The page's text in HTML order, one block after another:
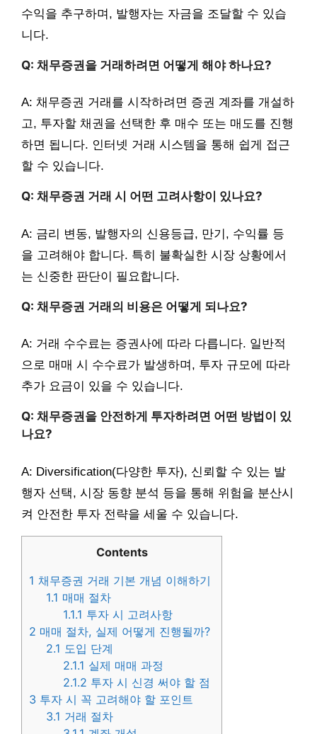
수익을 추구하며, 발행자는 자금을 조달할 수 있습
니다.
Q: 채무증권을 거래하려면 어떻게 해야 하나요?
A: 채무증권 거래를 시작하려면 증권 계좌를 개설하
고, 투자할 채권을 선택한 후 매수 또는 매도를 진행
하면 됩니다. 인터넷 거래 시스템을 통해 쉽게 접근
할 수 있습니다.
Q: 채무증권 거래 시 어떤 고려사항이 있나요?
A: 금리 변동, 발행자의 신용등급, 만기, 수익률 등
을 고려해야 합니다. 특히 불확실한 시장 상황에서
는 신중한 판단이 필요합니다.
Q: 채무증권 거래의 비용은 어떻게 되나요?
A: 거래 수수료는 증권사에 따라 다릅니다. 일반적
으로 매매 시 수수료가 발생하며, 투자 규모에 따라
추가 요금이 있을 수 있습니다.
Q: 채무증권을 안전하게 투자하려면 어떤 방법이 있
나요?
A: Diversification(다양한 투자), 신뢰할 수 있는 발
행자 선택, 시장 동향 분석 등을 통해 위험을 분산시
켜 안전한 투자 전략을 세울 수 있습니다.
Contents
1 채무증권 거래 기본 개념 이해하기
1.1 매매 절차
1.1.1 투자 시 고려사항
2 매매 절차, 실제 어떻게 진행될까?
2.1 도입 단계
2.1.1 실제 매매 과정
2.1.2 투자 시 신경 써야 할 점
3 투자 시 꼭 고려해야 할 포인트
3.1 거래 절차